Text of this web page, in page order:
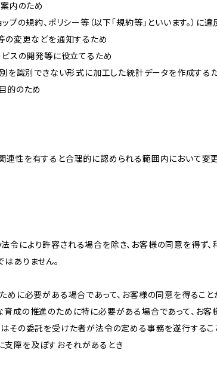
案内のため
ップの規約、ポリシー等（以下「規約等」といいます。）
の変更などを通知するため
ビスの開発等に役立てるため
別を識別できない形式に加工した統計データを作成する
的のため
連性を有すると合理的に認められる範囲内において
令により許容される場合を除き、お客様の同意を得
ありません。
めに必要がある場合であって、お客様の同意を得るこ
育成の推進のために特に必要がある場合であって、お
はその委託を受けた者が法令の定める事務を遂行する
支障を及ぼすおそれがあるとき